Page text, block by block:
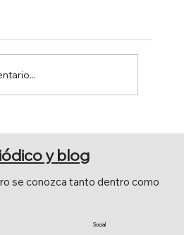
Social
se conozca tanto dentro como
y blog